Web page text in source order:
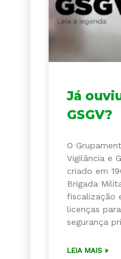
Já
GSGV?
O
Vigilância e
criado em
Brigada
fiscalização
licenças
segurança
LEIA MAIS »